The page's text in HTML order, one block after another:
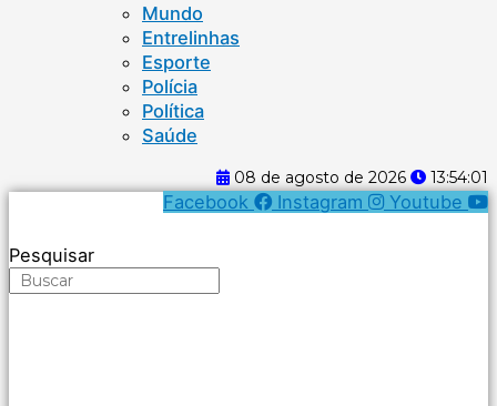
Mundo
Entrelinhas
Esporte
Polícia
Política
Saúde
08 de agosto de 2026 13:54:01
Facebook Instagram Youtube
Pesquisar